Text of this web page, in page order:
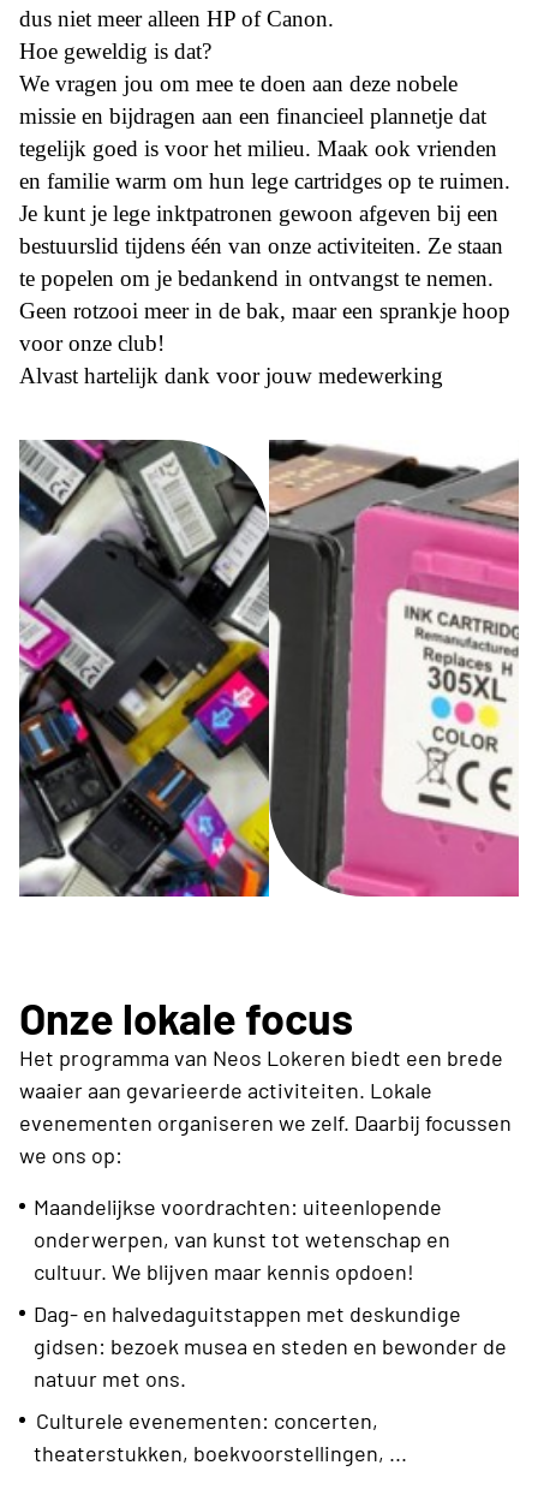
dus niet meer alleen HP of Canon.
Hoe geweldig is dat?
We vragen jou om mee te doen aan deze nobele
missie en bijdragen aan een financieel plannetje dat
tegelijk goed is voor het milieu. Maak ook vrienden
en familie warm om hun lege cartridges op te ruimen.
Je kunt je lege inktpatronen gewoon afgeven bij een
bestuurslid tijdens één van onze activiteiten. Ze staan
te popelen om je bedankend in ontvangst te nemen.
Geen rotzooi meer in de bak, maar een sprankje hoop
voor onze club!
Alvast hartelijk dank voor jouw medewerking
Onze lokale focus
Het programma van Neos Lokeren biedt een brede
waaier aan gevarieerde activiteiten. Lokale
evenementen organiseren we zelf. Daarbij focussen
we ons op:
Maandelijkse voordrachten: uiteenlopende
onderwerpen, van kunst tot wetenschap en
cultuur. We blijven maar kennis opdoen!
Dag- en halvedaguitstappen met deskundige
gidsen: bezoek musea en steden en bewonder de
natuur met ons.
Culturele evenementen: concerten,
theaterstukken, boekvoorstellingen, ...